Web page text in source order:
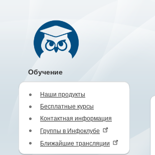
Обучение
Наши продукты
Бесплатные курсы
Контактная информация
Группы в Инфоклубе
Ближайшие трансляции